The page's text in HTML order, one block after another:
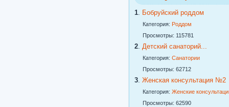
1. Бобруйский роддом
Категория: Роддом
Просмотры: 115781
2. Детский санаторий...
Категория: Санатории
Просмотры: 62712
3. Женская консультация №2
Категория: Женские
Просмотры: 62590